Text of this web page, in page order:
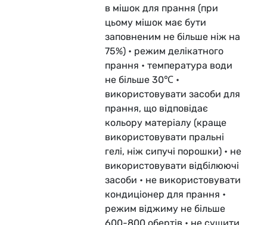
в мішок для прання (при
цьому мішок має бути
заповненим не більше ніж на
75%) • режим делікатного
прання • температура води
не більше 30℃ •
використовувати засоби для
прання, що відповідає
кольору матеріалу (краще
використовувати пральні
гелі, ніж сипучі порошки) • не
використовувати відбілюючі
засоби • не використовувати
кондиціонер для прання •
режим віджиму не більше